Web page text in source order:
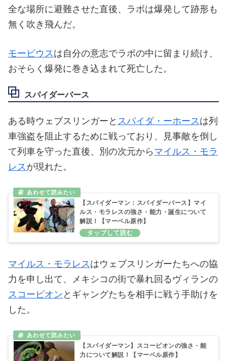
全な場所に避難させた直後、ラボは爆発して跡形も
無く吹き飛んだ。
モービウスは自分の意志でラボの中に留まり続け、
おそらく爆発に巻き込まれて死亡した。
スパイダーバース
ある時ウェブスリンガーと スパイダ・ーホース は列
車強盗を阻止するために戦っており、見事敵を倒し
て列車を守った直後、別の次元から マイルス・モラ
レス が現れた。
【スパイダーマン：スパイダーバース】マイ
ルス・モラレスの強さ・能力・誕生について
解説！【マーベル原作】
マイルス・モラレス はウェブスリンガーたちへの協
力を申し出て、メキシコの街で暴れ回るヴィランの
スコーピオン とギャングたちを相手に戦う手助けを
した。
【スパイダーマン】スコーピオンの強さ・能
力について解説！【マーベル原作】